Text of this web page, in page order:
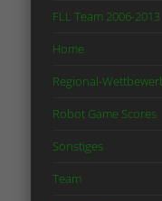
FLL Team 2006-2013
Home
Regional-
Robot Game Scores
Sonstiges
Team